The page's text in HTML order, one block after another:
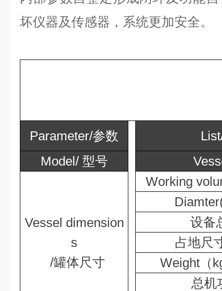
坏仪器及传感器，系统更加安全。
Parameter/参数
Model/ 型号
Vessel dimension
s
/罐体尺寸
Working
设备
占地尺
Weight（
总机